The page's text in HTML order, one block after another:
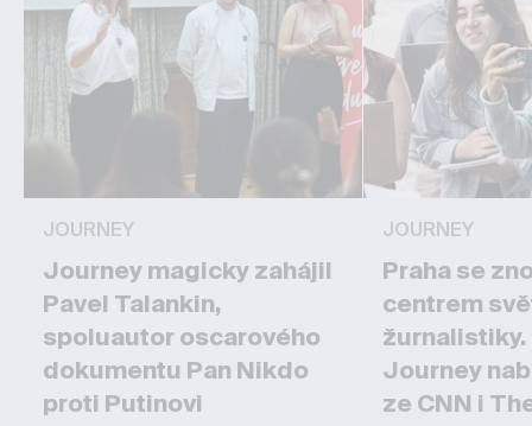
JOURNEY
Journey magicky zahájil
Pavel Talankin,
spoluautor oscarového
dokumentu Pan Nikdo
proti Putinovi
JOURNEY
Praha se
centrem
žurnalistiky.
Journey
ze CNN i